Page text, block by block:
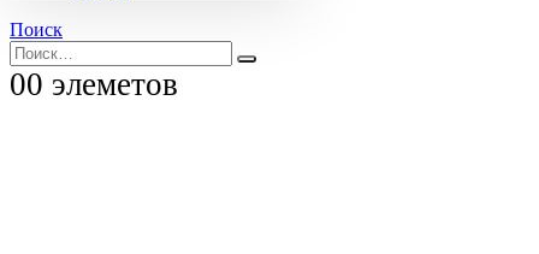
Поиск
00 элеметов